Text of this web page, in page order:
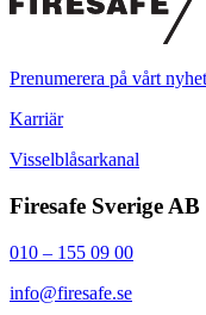
Prenumerera på vårt
Karriär
Visselblåsarkanal
Firesafe Sverige AB
010 – 155 09 00
info@firesafe.se